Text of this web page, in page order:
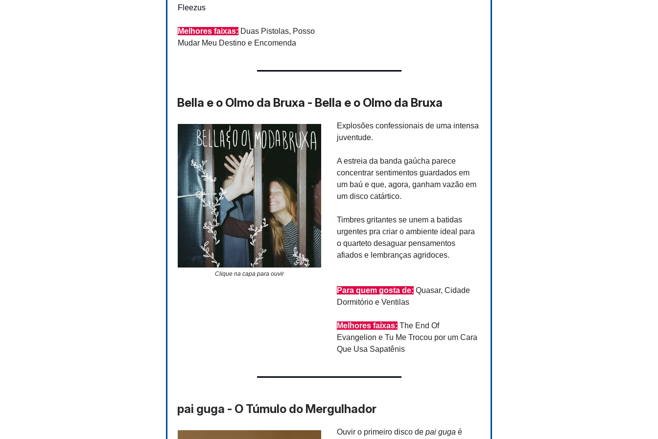
Fleezus
Melhores faixas: Duas Pistolas, Posso
Mudar Meu Destino e Encomenda
Bella e o Olmo da Bruxa - Bella e o Olmo da Bruxa
Clique na capa para ouvir
Explosões confessionais de uma intensa
juventude.
A estreia da banda gaúcha parece
concentrar sentimentos guardados em
um baú e que, agora, ganham vazão em
um disco catártico.
Timbres gritantes se unem a batidas
urgentes pra criar o ambiente ideal para
o quarteto desaguar pensamentos
afiados e lembranças agridoces.
Para quem gosta de: Quasar, Cidade
Dormitório e Ventilas
Melhores faixas: The End Of
Evangelion e Tu Me Trocou por um Cara
Que Usa Sapatênis
pai guga - O Túmulo do Mergulhador
Ouvir o primeiro disco de pai guga é